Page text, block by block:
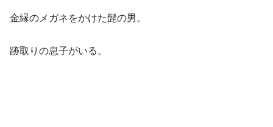
金縁のメガネをかけた髭の男。
跡取りの息子がいる。